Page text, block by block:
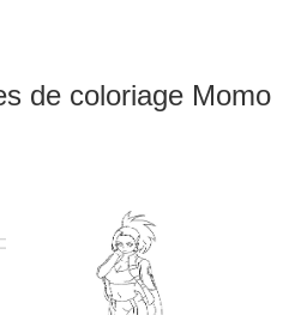
de coloriage Momo